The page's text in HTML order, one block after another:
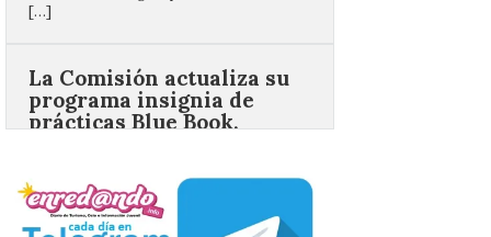
La Comisión actualiza su
abriéndolo a titulados de
EFP
6 Ago 2026
abiertas del 22 de julio al 4
de septiembre de 2026.
Bruselas, 6 de agosto de